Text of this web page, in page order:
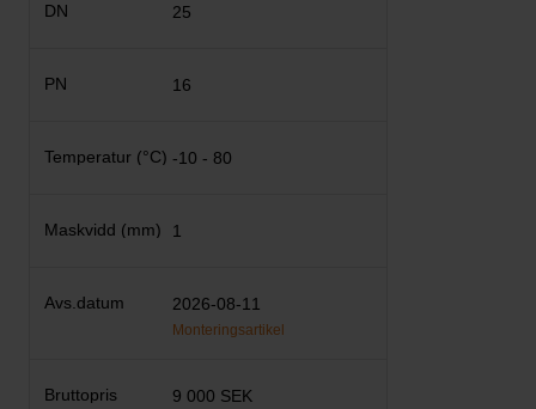
25
16
-10 - 80
1
2026-08-11
Monteringsartikel
9 000 SEK